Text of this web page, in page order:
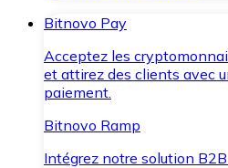
Bitnovo Pay
Acceptez les
et attirez des clients avec
paiement.
Bitnovo Ramp
Intégrez notre solution